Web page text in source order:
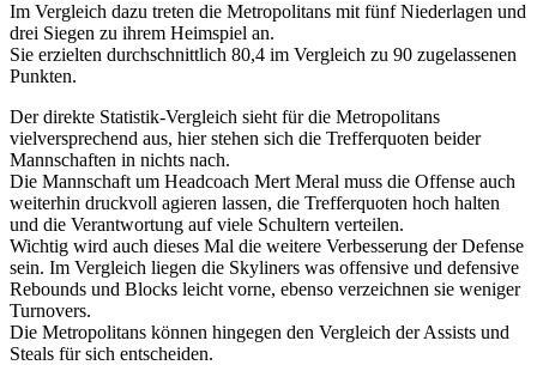
Im Vergleich dazu treten die Metropolitans mit fünf Niederlagen und
drei Siegen zu ihrem Heimspiel an.
Sie erzielten durchschnittlich 80,4 im Vergleich zu 90 zugelassenen
Punkten.
Der direkte Statistik-Vergleich sieht für die Metropolitans
vielversprechend aus, hier stehen sich die Trefferquoten beider
Mannschaften in nichts nach.
Die Mannschaft um Headcoach Mert Meral muss die Offense auch
weiterhin druckvoll agieren lassen, die Trefferquoten hoch halten
und die Verantwortung auf viele Schultern verteilen.
Wichtig wird auch dieses Mal die weitere Verbesserung der Defense
sein. Im Vergleich liegen die Skyliners was offensive und defensive
Rebounds und Blocks leicht vorne, ebenso verzeichnen sie weniger
Turnovers.
Die Metropolitans können hingegen den Vergleich der Assists und
Steals für sich entscheiden.